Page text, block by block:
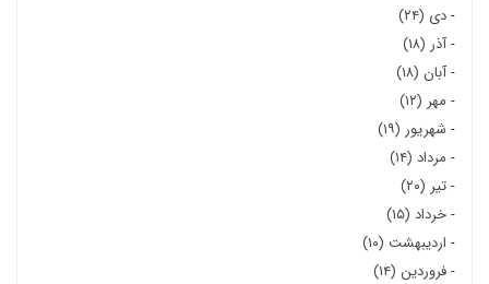
-دی (۲۴)
-آذر (۱۸)
-آبان (۱۸)
- مهر (۱۲)
- شهریور (۱۹)
- مرداد (۱۴)
-تیر (۲۰)
-خرداد (۱۵)
- اردیبهشت (۱۰)
-فروردین (۱۴)